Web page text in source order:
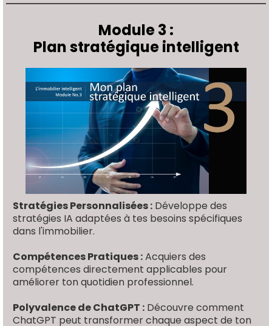
Module 3 :
Plan stratégique intelligent
Stratégies Personnalisées : Développe des
stratégies IA adaptées à tes besoins spécifiques
dans l'immobilier.
Compétences Pratiques :Acquiers des
compétences directement applicables pour
améliorer ton quotidien professionnel.
Polyvalence de ChatGPT : Découvre comment
ChatGPT peut transformer chaque aspect de ton